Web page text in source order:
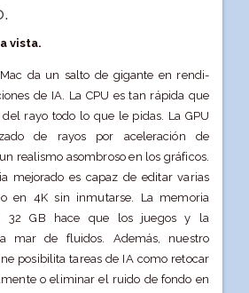
vista.
da un salto de gigante en rendi­
de IA. La CPU es tan rápida que
rayo todo lo que le pidas. La GPU
de rayos por aceleración de
realismo asombroso en los gráficos.
mejorado es capaz de editar varias
en 4K sin inmutarse. La memoria
32 GB hace que los juegos y la
mar de fluidos. Además, nuestro
posibilita tareas de IA como retocar
o eliminar el ruido de fondo en